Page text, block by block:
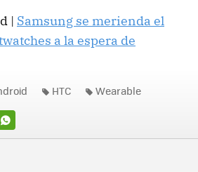
| Samsung se merienda el
a la espera de
HTC Wearable